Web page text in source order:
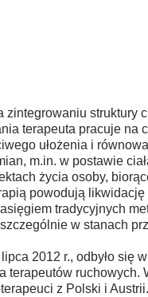
struktury
terapeuta pracuje na
ułożenia i
m.in. w postawie
życia osoby,
powodują likwidację
tradycyjnych
w stanach
2012 r., odbyło się
terapeutów ruchowych.
z Polski i